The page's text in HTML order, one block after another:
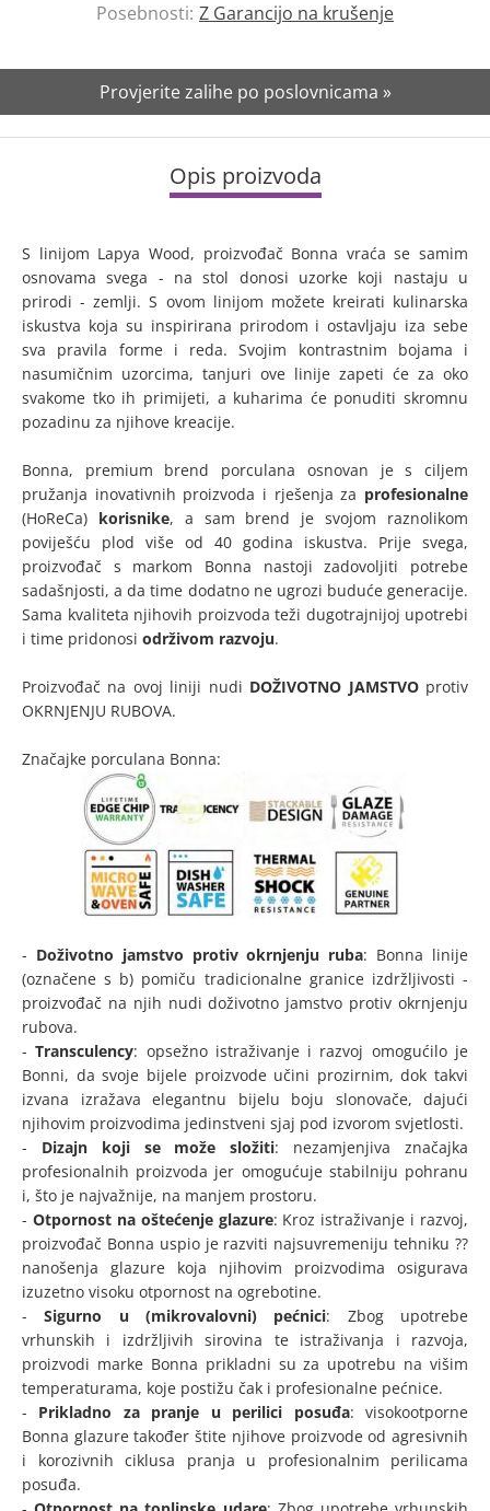
Posebnosti: Z Garancijo na krušenje
Provjerite zalihe po poslovnicama »
Opis proizvoda
S linijom Lapya Wood, proizvođač Bonna vraća se samim
osnovama svega - na stol donosi uzorke koji nastaju u
prirodi - zemlji. S ovom linijom možete kreirati kulinarska
iskustva koja su inspirirana prirodom i ostavljaju iza sebe
sva pravila forme i reda. Svojim kontrastnim bojama i
nasumičnim uzorcima, tanjuri ove linije zapeti će za oko
svakome tko ih primijeti, a kuharima će ponuditi skromnu
pozadinu za njihove kreacije.
Bonna, premium brend porculana osnovan je s ciljem
pružanja inovativnih proizvoda i rješenja za profesionalne
(HoReCa) korisnike, a sam brend je svojom raznolikom
poviješću plod više od 40 godina iskustva. Prije svega,
proizvođač s markom Bonna nastoji zadovoljiti potrebe
sadašnjosti, a da time dodatno ne ugrozi buduće generacije.
Sama kvaliteta njihovih proizvoda teži dugotrajnijoj upotrebi
i time pridonosi održivom razvoju.
Proizvođač na ovoj liniji nudi DOŽIVOTNO JAMSTVOprotiv
OKRNJENJU RUBOVA.
Značajke porculana Bonna:
- Doživotno jamstvo protiv okrnjenju ruba: Bonna linije
(označene s b) pomiču tradicionalne granice izdržljivosti -
proizvođač na njih nudi doživotno jamstvo protiv okrnjenju
rubova.
-Transculency: opsežno istraživanje i razvoj omogućilo je
Bonni, da svoje bijele proizvode učini prozirnim, dok takvi
izvana izražava elegantnu bijelu boju slonovače, dajući
njihovim proizvodima jedinstveni sjaj pod izvorom svjetlosti.
- Dizajn koji se može složiti: nezamjenjiva značajka
profesionalnih proizvoda jer omogućuje stabilniju pohranu
i, što je najvažnije, na manjem prostoru.
- Otpornost na oštećenje glazure: Kroz istraživanje i razvoj,
proizvođač Bonna uspio je razviti najsuvremeniju tehniku ??
nanošenja glazure koja njihovim proizvodima osigurava
izuzetno visoku otpornost na ogrebotine.
-Sigurno u (mikrovalovni) pećnici: Zbog upotrebe
vrhunskih i izdržljivih sirovina te istraživanja i razvoja,
proizvodi marke Bonna prikladni su za upotrebu na višim
temperaturama, koje postižu čak i profesionalne pećnice.
- Prikladno za pranje u perilici posuđa: visokootporne
Bonna glazure također štite njihove proizvode od agresivnih
i korozivnih ciklusa pranja u profesionalnim perilicama
posuđa.